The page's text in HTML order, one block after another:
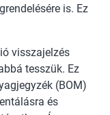
is. Ez
visszajelzés
tesszük. Ez
(BOM)
és